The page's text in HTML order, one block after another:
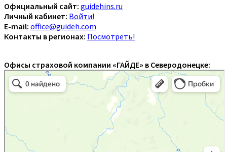
Официальный сайт: guidehins.ru
Личный кабинет: Войти!
E-mail: office@guideh.com
Контакты в регионах: Посмотреть!
Офисы страховой компании «ГАЙДЕ» в Северодонецке: